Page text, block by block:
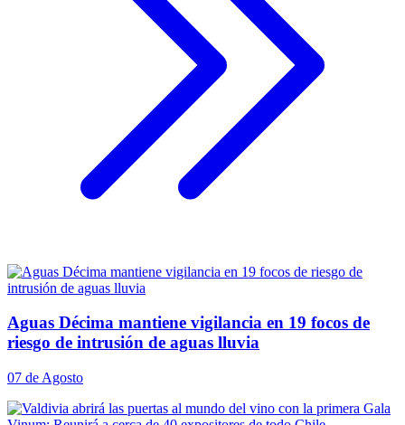
Aguas Décima mantiene vigilancia en 19 focos de
riesgo de intrusión de aguas lluvia
07 de Agosto